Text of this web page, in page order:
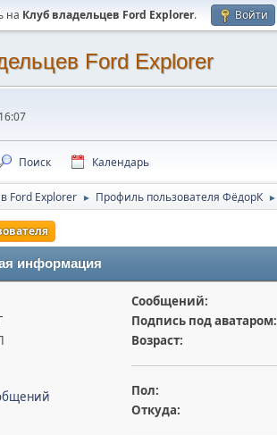
на Клуб владельцев Ford Explorer. Войти
Ford Explorer
Поиск Календарь
Ford Explorer ► Профиль пользователя ФёдорК ►
информация
Сообщений:
Подпись под аватаром:
Возраст:
Пол:
Откуда: